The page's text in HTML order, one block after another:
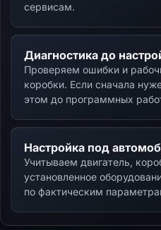
сервисам.
Диагностика до
Проверяем ошибки и
коробки. Если сначала
этом до программных
Настройка под
Учитываем двигатель,
установленное
по фактическим